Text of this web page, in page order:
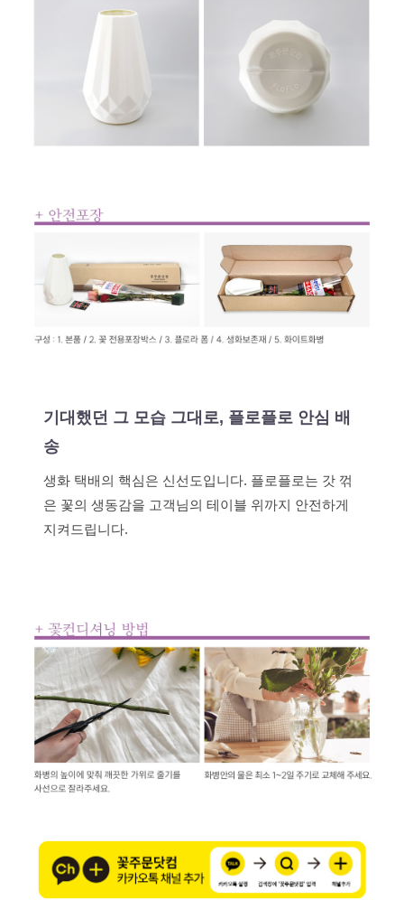
기대했던 그 모습 그대로, 플로플로 안심 배
송
생화 택배의 핵심은 신선도입니다. 플로플로는 갓 꺾
은 꽃의 생동감을 고객님의 테이블 위까지 안전하게
지켜드립니다.